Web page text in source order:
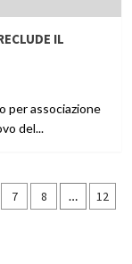
IL
per associazione
del...
7 8 …
12